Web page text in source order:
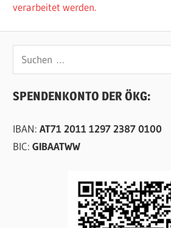
verarbeitet werden.
Suchen
nach:
SPENDENKONTO DER ÖKG:
IBAN:AT71 2011 1297 2387 0100
BIC:GIBAATWW